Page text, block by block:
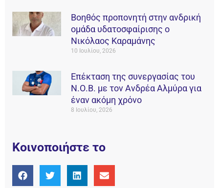
Βοηθός προπονητή στην ανδρική
ομάδα υδατοσφαίρισης ο
Νικόλαος Καραμάνης
10 Ιουλίου, 2026
Επέκταση της συνεργασίας του
Ν.Ο.Β. με τον Ανδρέα Αλμύρα για
έναν ακόμη χρόνο
8 Ιουλίου, 2026
Κοινοποιήστε το